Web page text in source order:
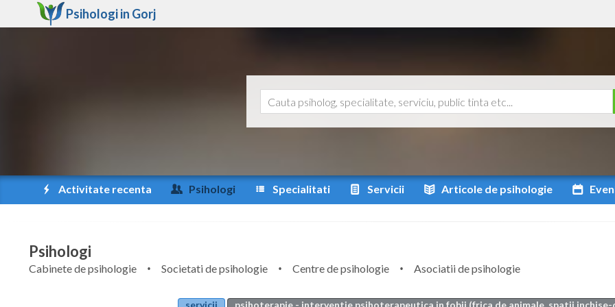
Psihologi in Gorj
Activitate recenta Psihologi Specialitati Servicii Articole de psihologie
Psihologi
Cabinete de psihologie Societati de psihologie Centre de psihologie
Asociatii de psihologie
servicii
psihoterapie - interventie psihoterapeutica in fobii (frica de animale, spatii inchise-